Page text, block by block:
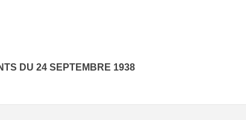
DU 24 SEPTEMBRE 1938